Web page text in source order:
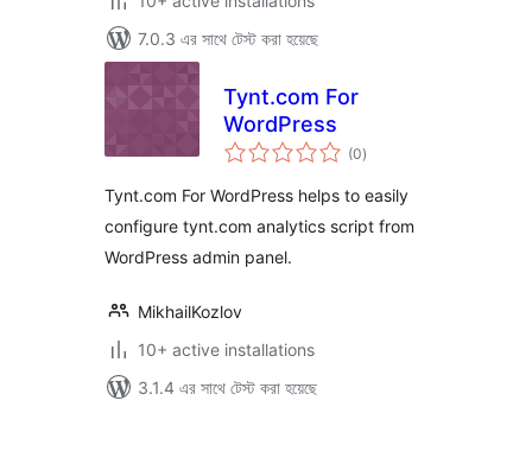
7.0.3 এর সাথে টেস্ট করা হয়েছে
Tynt.com For
WordPress
(0total
ratings
)
Tynt.com For WordPress helps to easily
configure tynt.com analytics script from
WordPress admin panel.
MikhailKozlov
10+ active installations
3.1.4 এর সাথে টেস্ট করা হয়েছে